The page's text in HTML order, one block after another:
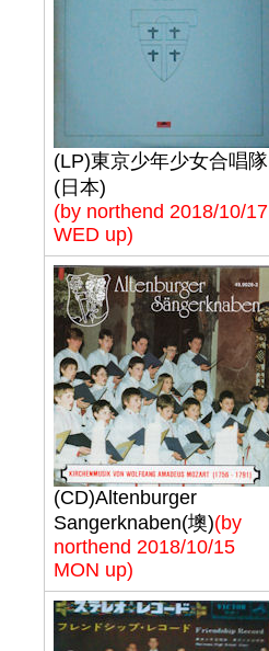
(LP)東京少年少女合唱隊
(日本)
(by northend 2018/10/17
WED up)
(CD)Altenburger
Sangerknaben(墺)(by
northend 2018/10/15
MON up)